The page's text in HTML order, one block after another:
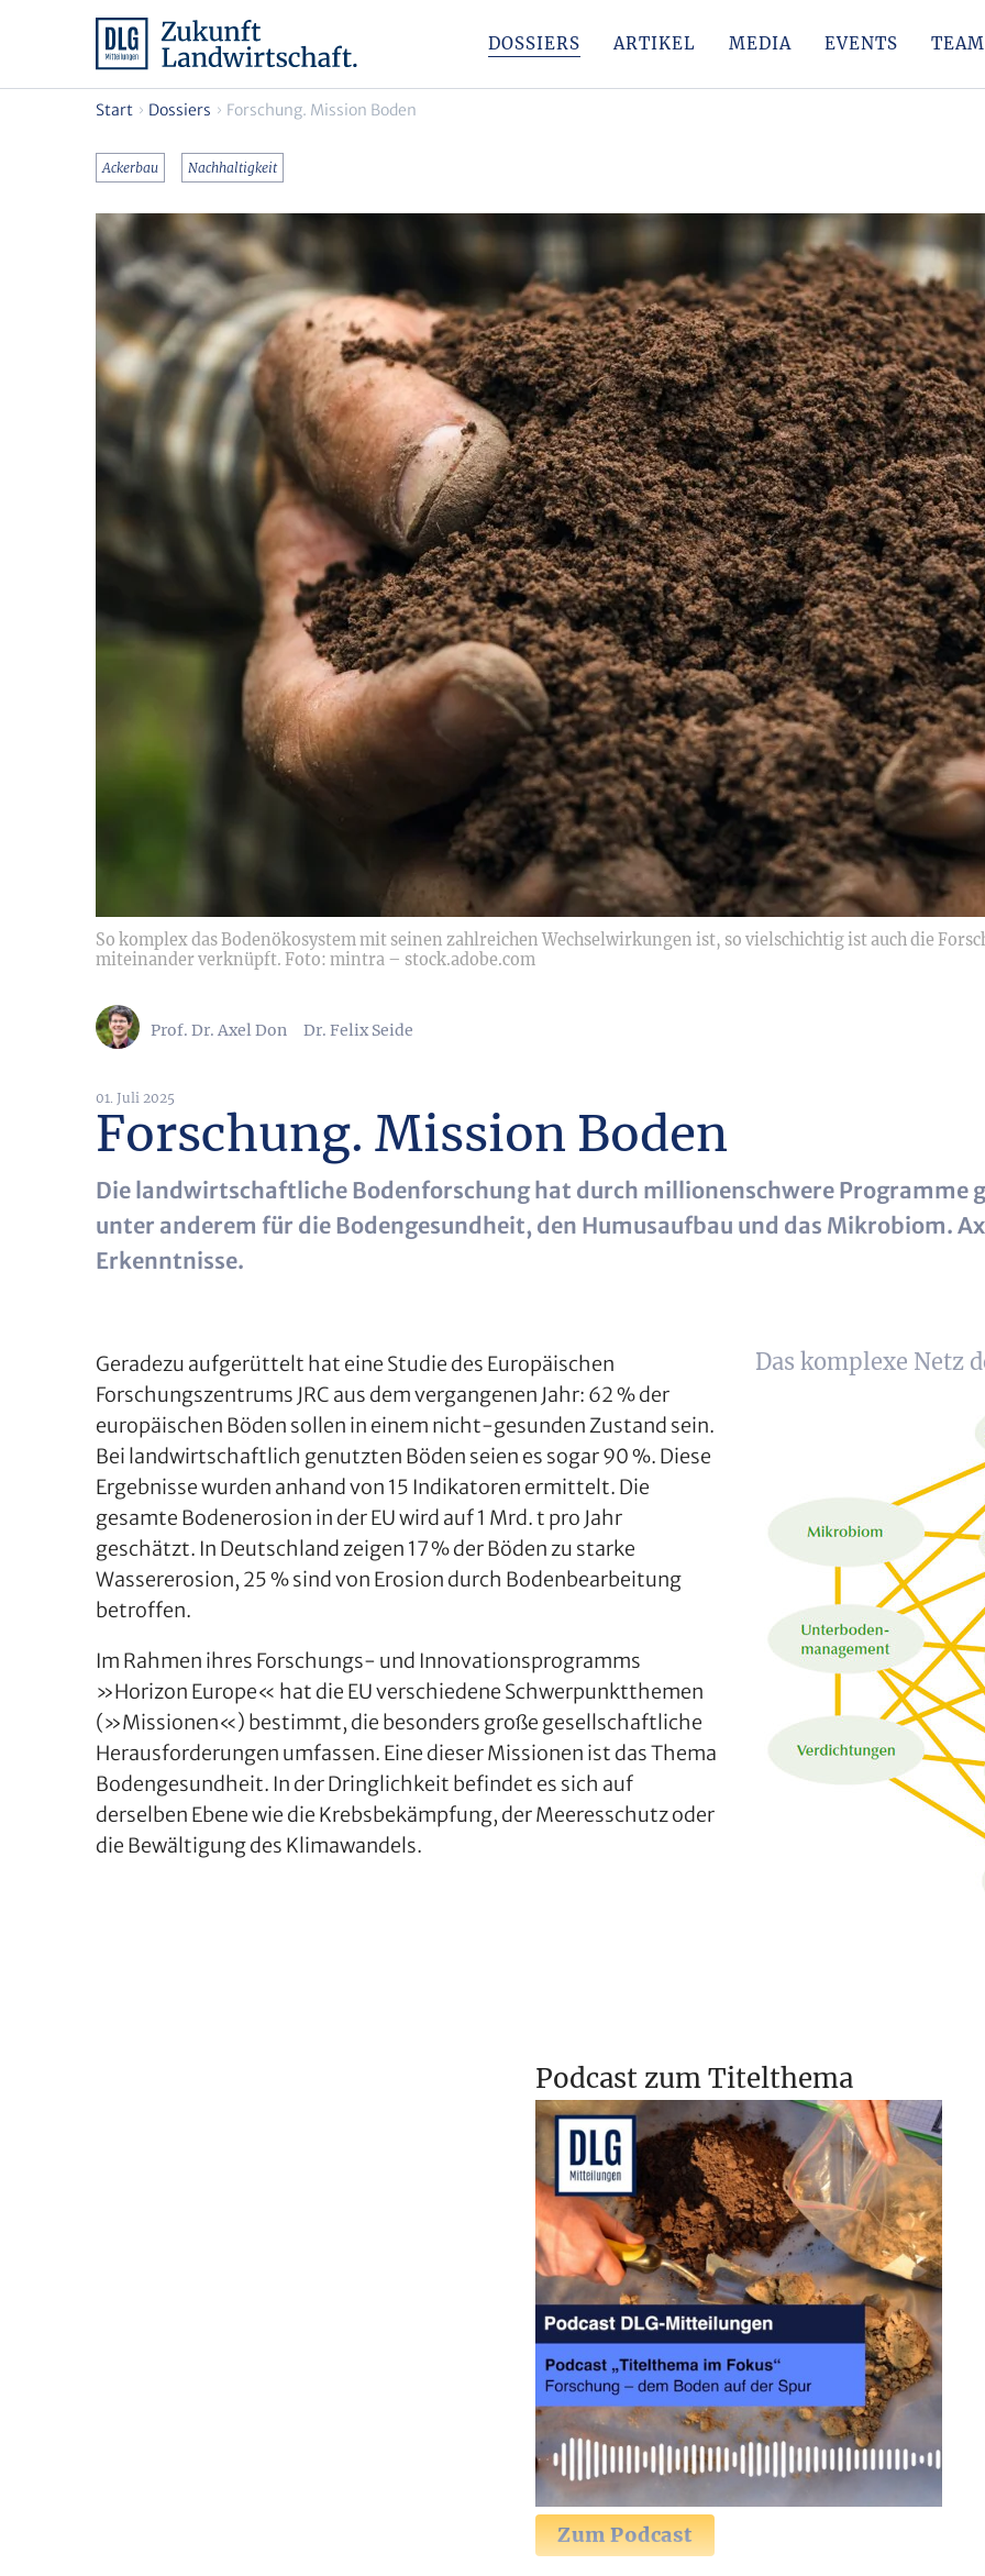
DOSSIERS ARTIKEL MEDIA EVENTS TEAM
Start Dossiers Forschung. Mission Boden
Ackerbau Nachhaltigkeit
So komplex das Bodenökosystem mit seinen zahlreichen Wechselwirkungen ist, so vielschichtig ist auch die
miteinander verknüpft. Foto: mintra – stock.adobe.com
Prof. Dr. Axel Don Dr. Felix Seide
01. Juli 2025
Forschung. Mission Boden
Die landwirtschaftliche Bodenforschung hat durch millionenschwere Programme
unter anderem für die Bodengesundheit, den Humusaufbau und das Mikrobiom.
Erkenntnisse.
Geradezu aufgerüttelt hat eine Studie des Europäischen
Forschungszentrums JRC aus dem vergangenen Jahr: 62 % der
europäischen Böden sollen in einem nicht-gesunden Zustand sein.
Bei landwirtschaftlich genutzten Böden seien es sogar 90 %. Diese
Ergebnisse wurden anhand von 15 Indikatoren ermittelt. Die
gesamte Bodenerosion in der EU wird auf 1 Mrd. t pro Jahr
geschätzt. In Deutschland zeigen 17 % der Böden zu starke
Wassererosion, 25 % sind von Erosion durch Bodenbearbeitung
betroffen.
Im Rahmen ihres Forschungs- und Innovationsprogramms
»Horizon Europe« hat die EU verschiedene Schwerpunktthemen
(»Missionen«) bestimmt, die besonders große gesellschaftliche
Herausforderungen umfassen. Eine dieser Missionen ist das Thema
Bodengesundheit. In der Dringlichkeit befindet es sich auf
derselben Ebene wie die Krebsbekämpfung, der Meeresschutz oder
die Bewältigung des Klimawandels.
Das komplexe Netz
Podcast zum Titelthema
Zum Podcast